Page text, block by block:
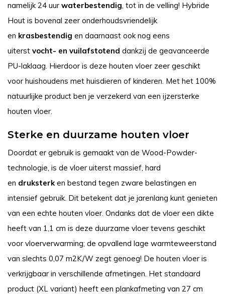
namelijk 24 uur waterbestendig, tot in de velling! Hybride
Hout is bovenal zeer onderhoudsvriendelijk
en krasbestendig en daarnaast ook nog eens
uiterst vocht- en vuilafstotend dankzij de geavanceerde
PU-laklaag. Hierdoor is deze houten vloer zeer geschikt
voor huishoudens met huisdieren of kinderen. Met het 100%
natuurlijke product ben je verzekerd van een ijzersterke
houten vloer.
Sterke en duurzame houten vloer
Doordat er gebruik is gemaakt van de Wood-Powder-
technologie, is de vloer uiterst massief, hard
en druksterken bestand tegen zware belastingen en
intensief gebruik. Dit betekent dat je jarenlang kunt genieten
van een echte houten vloer. Ondanks dat de vloer een dikte
heeft van 1,1 cm is deze duurzame vloer tevens geschikt
voor vloerverwarming; de opvallend lage warmteweerstand
van slechts 0,07 m2K/W zegt genoeg! De houten vloer is
verkrijgbaar in verschillende afmetingen. Het standaard
product (XL variant) heeft een plankafmeting van 27 cm